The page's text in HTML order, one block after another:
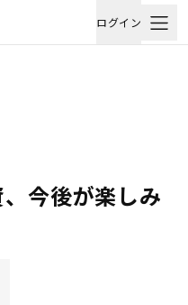
ログイン
今後が楽しみ